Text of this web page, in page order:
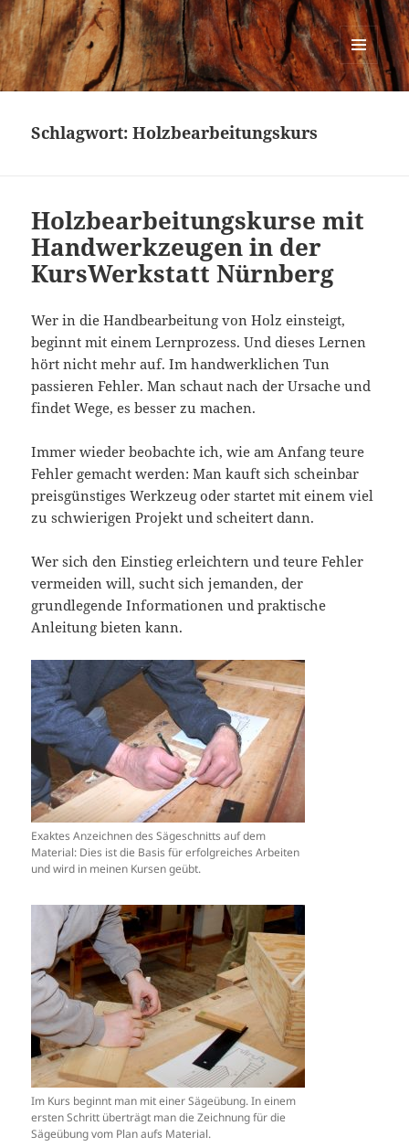
Urban Woodworking
MENÜ
UND
Schlagwort:Holzbearbeitungskurs
Holzbearbeitungskurse mit
Handwerkzeugen in der
KursWerkstatt Nürnberg
Wer in die Handbearbeitung von Holz einsteigt,
beginnt mit einem Lernprozess. Und dieses Lernen
hört nicht mehr auf. Im handwerklichen Tun
passieren Fehler. Man schaut nach der Ursache und
findet Wege, es besser zu machen.
Immer wieder beobachte ich, wie am Anfang teure
Fehler gemacht werden: Man kauft sich scheinbar
preisgünstiges Werkzeug oder startet mit einem viel
zu schwierigen Projekt und scheitert dann.
Wer sich den Einstieg erleichtern und teure Fehler
vermeiden will, sucht sich jemanden, der
grundlegende Informationen und praktische
Anleitung bieten kann.
Exaktes Anzeichnen des Sägeschnitts auf dem
Material: Dies ist die Basis für erfolgreiches Arbeiten
und wird in meinen Kursen geübt.
Im Kurs beginnt man mit einer Sägeübung. In einem
ersten Schritt überträgt man die Zeichnung für die
Sägeübung vom Plan aufs Material.